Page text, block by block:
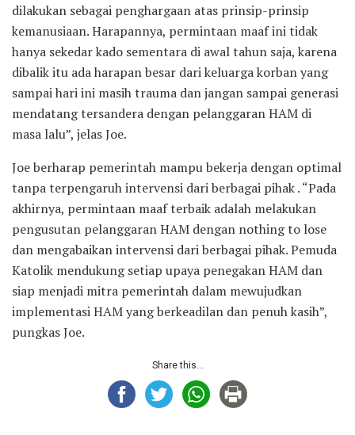
dilakukan sebagai penghargaan atas prinsip-prinsip
kemanusiaan. Harapannya, permintaan maaf ini tidak
hanya sekedar kado sementara di awal tahun saja, karena
dibalik itu ada harapan besar dari keluarga korban yang
sampai hari ini masih trauma dan jangan sampai generasi
mendatang tersandera dengan pelanggaran HAM di
masa lalu”, jelas Joe.
Joe berharap pemerintah mampu bekerja dengan optimal
tanpa terpengaruh intervensi dari berbagai pihak . “Pada
akhirnya, permintaan maaf terbaik adalah melakukan
pengusutan pelanggaran HAM dengan nothing to lose
dan mengabaikan intervensi dari berbagai pihak. Pemuda
Katolik mendukung setiap upaya penegakan HAM dan
siap menjadi mitra pemerintah dalam mewujudkan
implementasi HAM yang berkeadilan dan penuh kasih”,
pungkas Joe.
Share this...